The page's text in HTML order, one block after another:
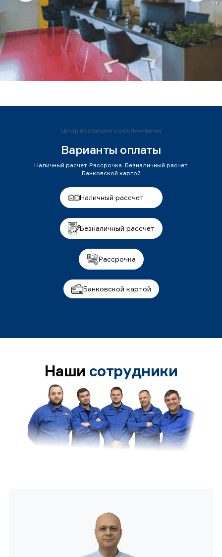
Центр правильного обслуживания
Варианты оплаты
Наличный расчет. Рассрочка. Безналичный расчет.
Банковской картой
Наличный рассчет
Безналичный рассчет
Рассрочка
Банковской картой
Наши сотрудники